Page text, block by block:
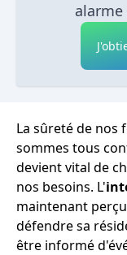
alarme
La sûreté de nos
sommes tous
devient vital de
nos besoins. L'
maintenant
défendre sa
être informé